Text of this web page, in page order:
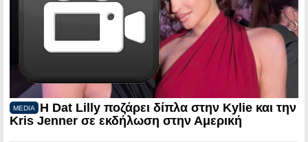
MEDIA
Η Dat Lilly ποζάρει δίπλα στην Kylie και την
Kris Jenner σε εκδήλωση στην Αμερική